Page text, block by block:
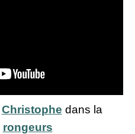
Christophe dans la
rongeurs